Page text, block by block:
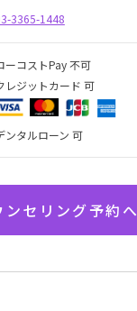
3365-1448
ーコストPay 不可
レジットカード 可
ンタルローン 可
ンセリング予約へ